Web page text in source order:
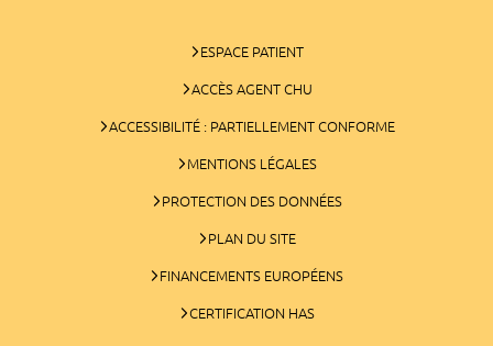
ESPACE PATIENT
ACCÈS AGENT CHU
ACCESSIBILITÉ : PARTIELLEMENT CONFORME
MENTIONS LÉGALES
PROTECTION DES DONNÉES
PLAN DU SITE
FINANCEMENTS EUROPÉENS
CERTIFICATION HAS